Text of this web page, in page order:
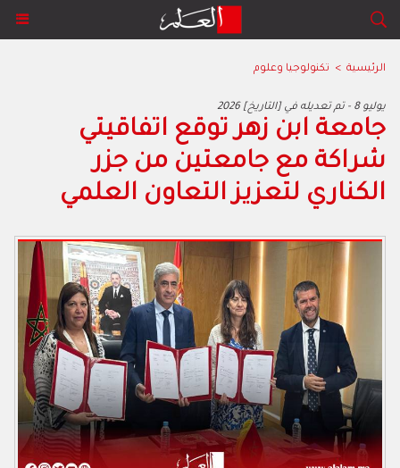
الرئيسية > تكنولوجيا وعلوم
2026 يوليو 8 - تم تعديله في [التاريخ]
جامعة ابن زهر توقع اتفاقيتي
شراكة مع جامعتين من جزر
الكناري لتعزيز التعاون العلمي